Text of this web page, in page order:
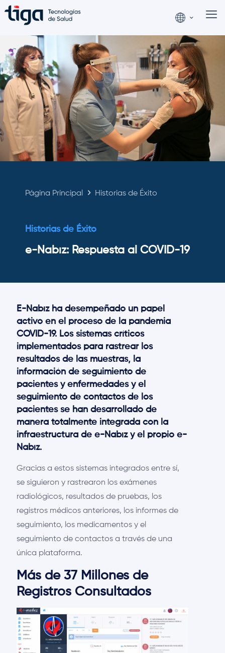
Página Principal Historias de Éxito
Historias de Éxito
e-Nabız: Respuesta al COVID-19
E-Nabız ha desempeñado un papel
activo en el proceso de la pandemia
COVID-19. Los sistemas críticos
implementados para rastrear los
resultados de las muestras, la
información de seguimiento de
pacientes y enfermedades y el
seguimiento de contactos de los
pacientes se han desarrollado de
manera totalmente integrada con la
infraestructura de e-Nabız y el propio e-
Nabız.
Gracias a estos sistemas integrados entre sí,
se siguieron y rastrearon los exámenes
radiológicos, resultados de pruebas, los
registros médicos anteriores, los informes de
seguimiento, los medicamentos y el
seguimiento de contactos a través de una
única plataforma.
Más de 37 Millones de
Registros Consultados